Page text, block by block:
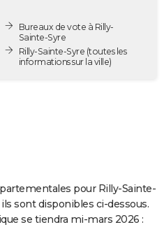
Bureaux de vote à Rilly-
Sainte-Syre
Rilly-Sainte-Syre (toutes les
informations sur la ville)
pour Rilly-Sainte-
sont disponibles ci-dessous.
se tiendra mi-mars 2026 :